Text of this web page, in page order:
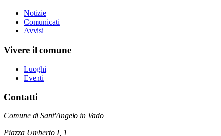
Notizie
Comunicati
Avvisi
Vivere il comune
Luoghi
Eventi
Contatti
Comune di Sant'Angelo in Vado
Piazza Umberto I, 1